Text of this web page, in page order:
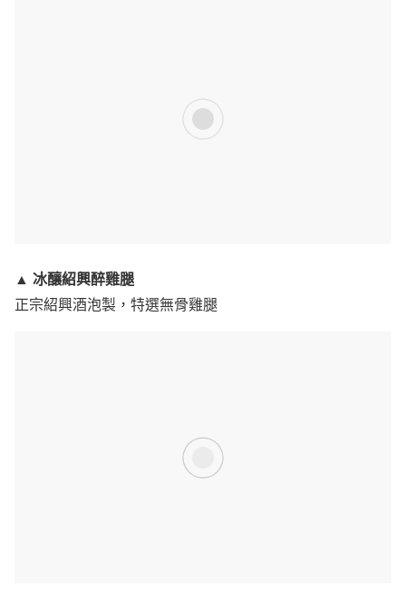
▲ 冰釀紹興醉雞腿
正宗紹興酒泡製，特選無骨雞腿